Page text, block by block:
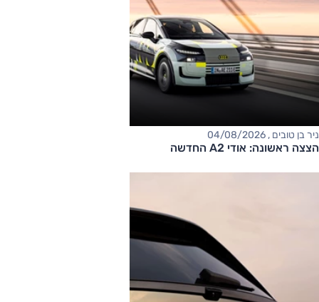
ניר בן טובים , 04/08/2026
הצצה ראשונה: אודי A2 החדשה